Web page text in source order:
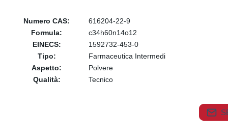
Numero CAS:
616204-22-9
Formula:
c34h60n14o12
EINECS:
1592732-453-0
Tipo:
Farmaceutica Intermedi
Aspetto:
Polvere
Qualità:
Tecnico